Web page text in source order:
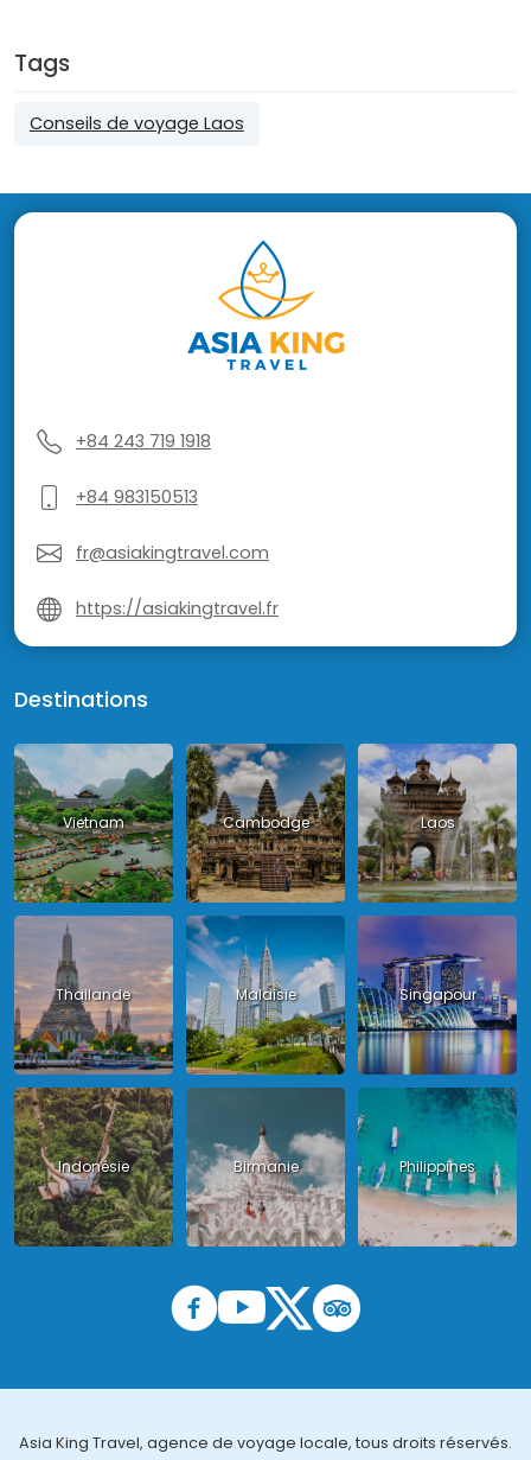
Tags
Conseils de voyage Laos
+84 243 719 1918
+84 983150513
fr@asiakingtravel.com
https://asiakingtravel.fr
Destinations
Vietnam Cambodge Laos
Thailande Malaisie Singapour
Indonésie Birmanie Philippines
Asia King Travel, agence de voyage locale, tous droits réservés.